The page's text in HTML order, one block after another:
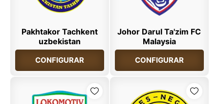
Pakhtakor Tachkent
uzbekistan
CONFIGURAR
Johor Darul Ta'zim FC
Malaysia
CONFIGURAR